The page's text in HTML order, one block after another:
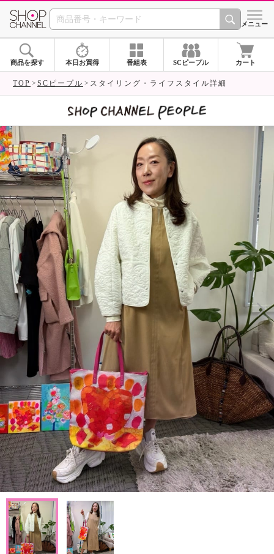
SHOP CHANNEL シメニュー
商品を探す 本日お買得 番組表 SCピープル カート
TOP SCピープル スタイリング・ライフスタイル詳細